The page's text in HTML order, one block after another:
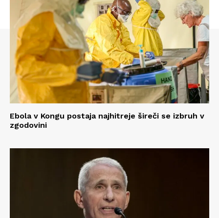
Ebola v Kongu postaja najhitreje šireči se izbruh v
zgodovini